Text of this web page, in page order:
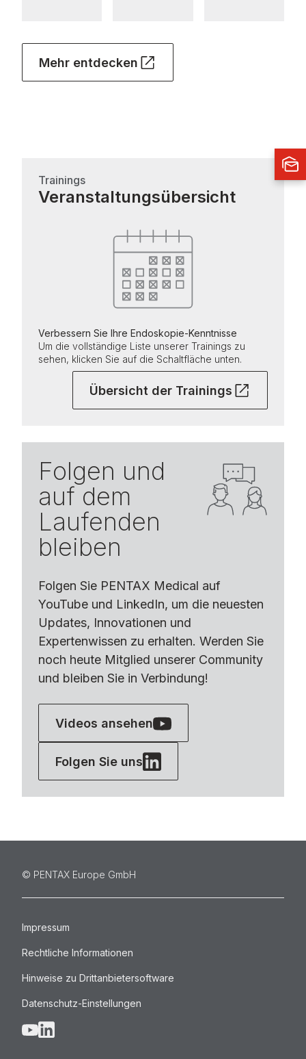
Mehr entdecken
Trainings
Veranstaltungsübersicht
Verbessern Sie Ihre Endoskopie-Kenntnisse
Um die vollständige Liste unserer Trainings zu
sehen, klicken Sie auf die Schaltfläche unten.
Übersicht der Trainings
Folgen und
auf dem
Laufenden
bleiben
Folgen Sie PENTAX Medical auf
YouTube und LinkedIn, um die neuesten
Updates, Innovationen und
Expertenwissen zu erhalten. Werden Sie
noch heute Mitglied unserer Community
und bleiben Sie in Verbindung!
Videos ansehen
Folgen Sie uns
©️ PENTAX Europe GmbH
Impressum
Rechtliche Informationen
Hinweise zu Drittanbietersoftware
Datenschutz-Einstellungen